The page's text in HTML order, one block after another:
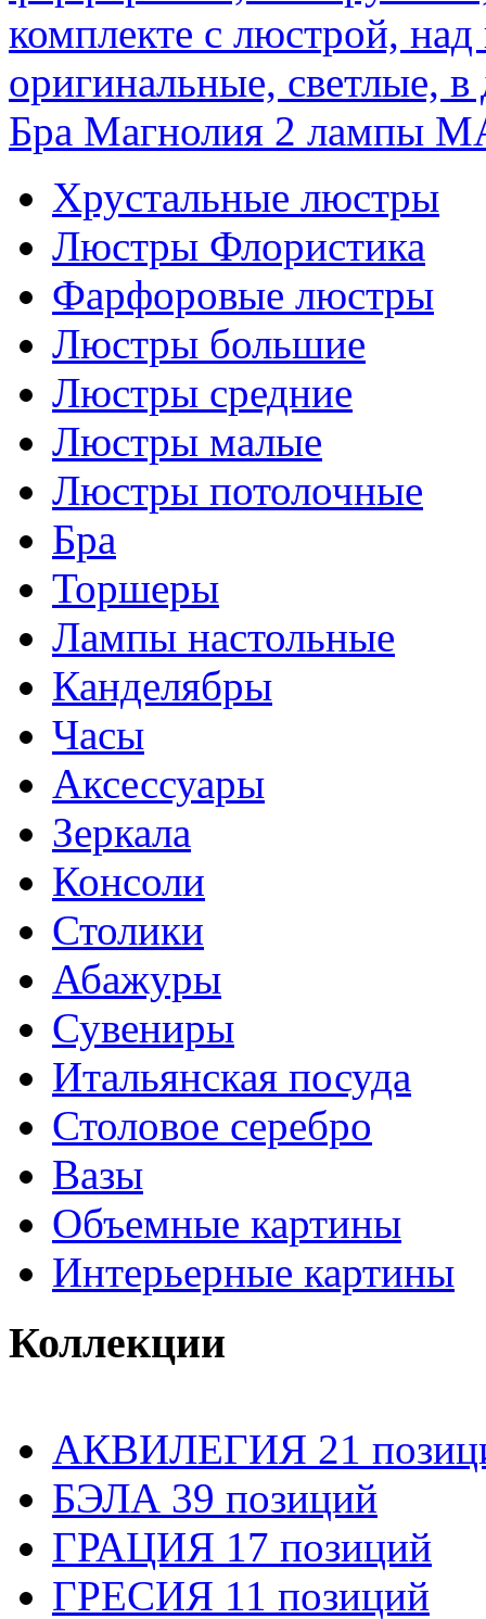
Бра Магнолия 2 лампы
Хрустальные люстры
Люстры Флористика
Фарфоровые люстры
Люстры большие
Люстры средние
Люстры малые
Люстры потолочные
Бра
Торшеры
Лампы настольные
Канделябры
Часы
Аксессуары
Зеркала
Консоли
Столики
Абажуры
Сувениры
Итальянская посуда
Столовое серебро
Вазы
Объемные картины
Интерьерные картины
Коллекции
АКВИЛЕГИЯ 21
БЭЛА 39 позиций
ГРАЦИЯ 17 позиций
ГРЕСИЯ 11 позиций